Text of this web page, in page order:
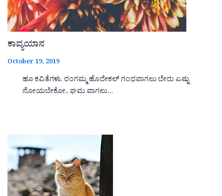
ಕಾವ್ಯಯಾನ
October 19, 2019
ಹೂ ಕವಿತೆಗಳು. ರಂಗಮ್ಮ ಹೊದೇಕಲ್ ಗಂಧವಾಗಲು ಬೇರು ಎಷ್ಟು
ನೋಯಬೇಕೋ.. ಘಮ ವಾಗಲು…